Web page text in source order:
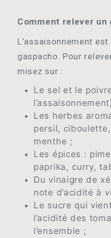
Comment relever un
L’assaisonnement
gaspacho. Pour
misez sur :
Le sel et le
Les herbes
persil,
menthe ;
Les épices :
paprika, curry,
Du vinaigre de
note d’acidité à
Le sucre qui
l’acidité des
l’ensemble ;